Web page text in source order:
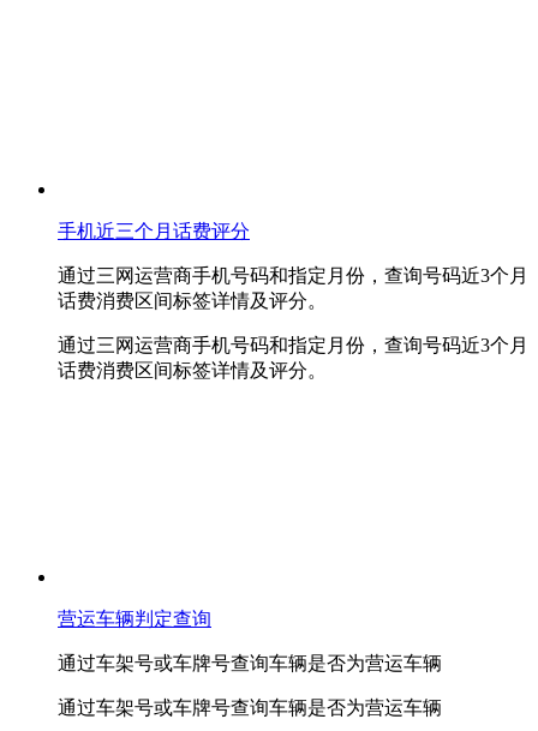
手机近三个月话费评分
通过三网运营商手机号码和指定月份，查询号码近3个月
话费消费区间标签详情及评分。
通过三网运营商手机号码和指定月份，查询号码近3个月
话费消费区间标签详情及评分。
营运车辆判定查询
通过车架号或车牌号查询车辆是否为营运车辆
通过车架号或车牌号查询车辆是否为营运车辆